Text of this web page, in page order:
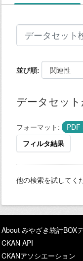
並び順
データセッ
フォーマット: PDF
フィルタ結果
他の検索を試してく
About みやざき統計BOX
CKAN API
CKANアソシエーション